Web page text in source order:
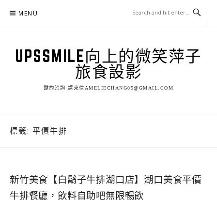
MENU
UPSSMILE向上的微笑萍子
旅食設影
邀約洽詢 請來信AMELIECHANG05@GMAIL.COM
標籤: 平價牛排
新竹美食【白鬍子牛排湖口店】湖口美食平價
牛排餐廳，飲料自助吧無限暢飲